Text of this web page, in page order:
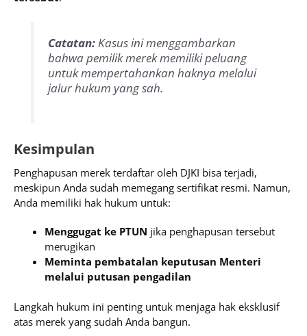
Catatan:Kasus ini menggambarkan
bahwa pemilik merek memiliki peluang
untuk mempertahankan haknya melalui
jalur hukum yang sah.
Kesimpulan
Penghapusan merek terdaftar oleh DJKI bisa terjadi,
meskipun Anda sudah memegang sertifikat resmi. Namun,
Anda memiliki hak hukum untuk:
Menggugat ke PTUN jika penghapusan tersebut
merugikan
Meminta pembatalan keputusan Menteri
melalui putusan pengadilan
Langkah hukum ini penting untuk menjaga hak eksklusif
atas merek yang sudah Anda bangun.